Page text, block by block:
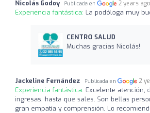
Nicolás Godoy Publicada en 2 years ago
Experiencia fantástica: La podóloga muy
CENTRO SALUD
Muchas gracias Nicolás!
Jackeline Fernández Publicada en 2
Experiencia fantástica: Excelente atención,
ingresas, hasta que sales. Son bellas
gran empatía y comprensión. Lo